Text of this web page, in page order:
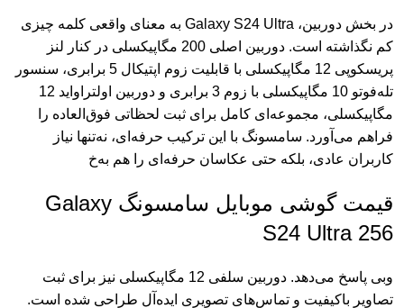
در بخش دوربین، Galaxy S24 Ultra به معنای واقعی کلمه چیزی
کم نگذاشته است. دوربین اصلی 200 مگاپیکسلی در کنار لنز
پریسکوپی 12 مگاپیکسلی با قابلیت زوم اپتیکال 5 برابری، سنسور
تله‌فوتو 10 مگاپیکسلی با زوم 3 برابری و دوربین اولتراواید 12
مگاپیکسلی، مجموعه‌ای کامل برای ثبت لحظاتی فوق‌العاده را
فراهم می‌آورد. سامسونگ با این ترکیب حرفه‌ای، نه‌تنها نیاز
کاربران عادی، بلکه حتی عکاسان حرفه‌ای را هم به‌خ
قیمت گوشی موبایل سامسونگ Galaxy
S24 Ultra 256
وبی پاسخ می‌دهد. دوربین سلفی 12 مگاپیکسلی نیز برای ثبت
تصاویر باکیفیت و تماس‌های تصویری ایده‌آل طراحی شده است.